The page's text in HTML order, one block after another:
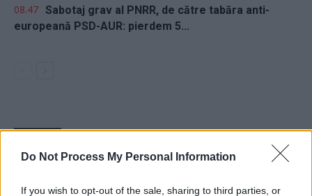
Do Not Process My Personal Information
If you wish to opt-out of the sale, sharing to third parties, or
08.47 Sabotaj grav al PNRR, de către tabăra anti-
europeană PSD-AUR: pierdem 5...
Ce partid ați vota dacă alegerile parlamentare ar avea